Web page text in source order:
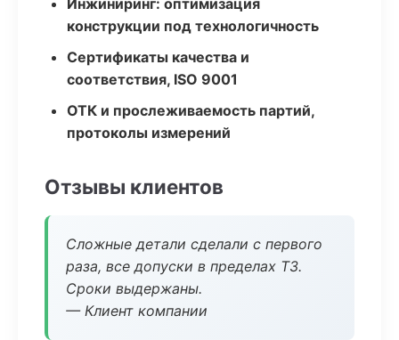
Инжиниринг: оптимизация
конструкции под технологичность
Сертификаты качества и
соответствия, ISO 9001
ОТК и прослеживаемость партий,
протоколы измерений
Отзывы клиентов
Сложные детали сделали с первого
раза, все допуски в пределах ТЗ.
Сроки выдержаны.
— Клиент компании